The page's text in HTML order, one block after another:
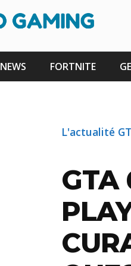
NEWS FORTNITE
L'actualité
GTA